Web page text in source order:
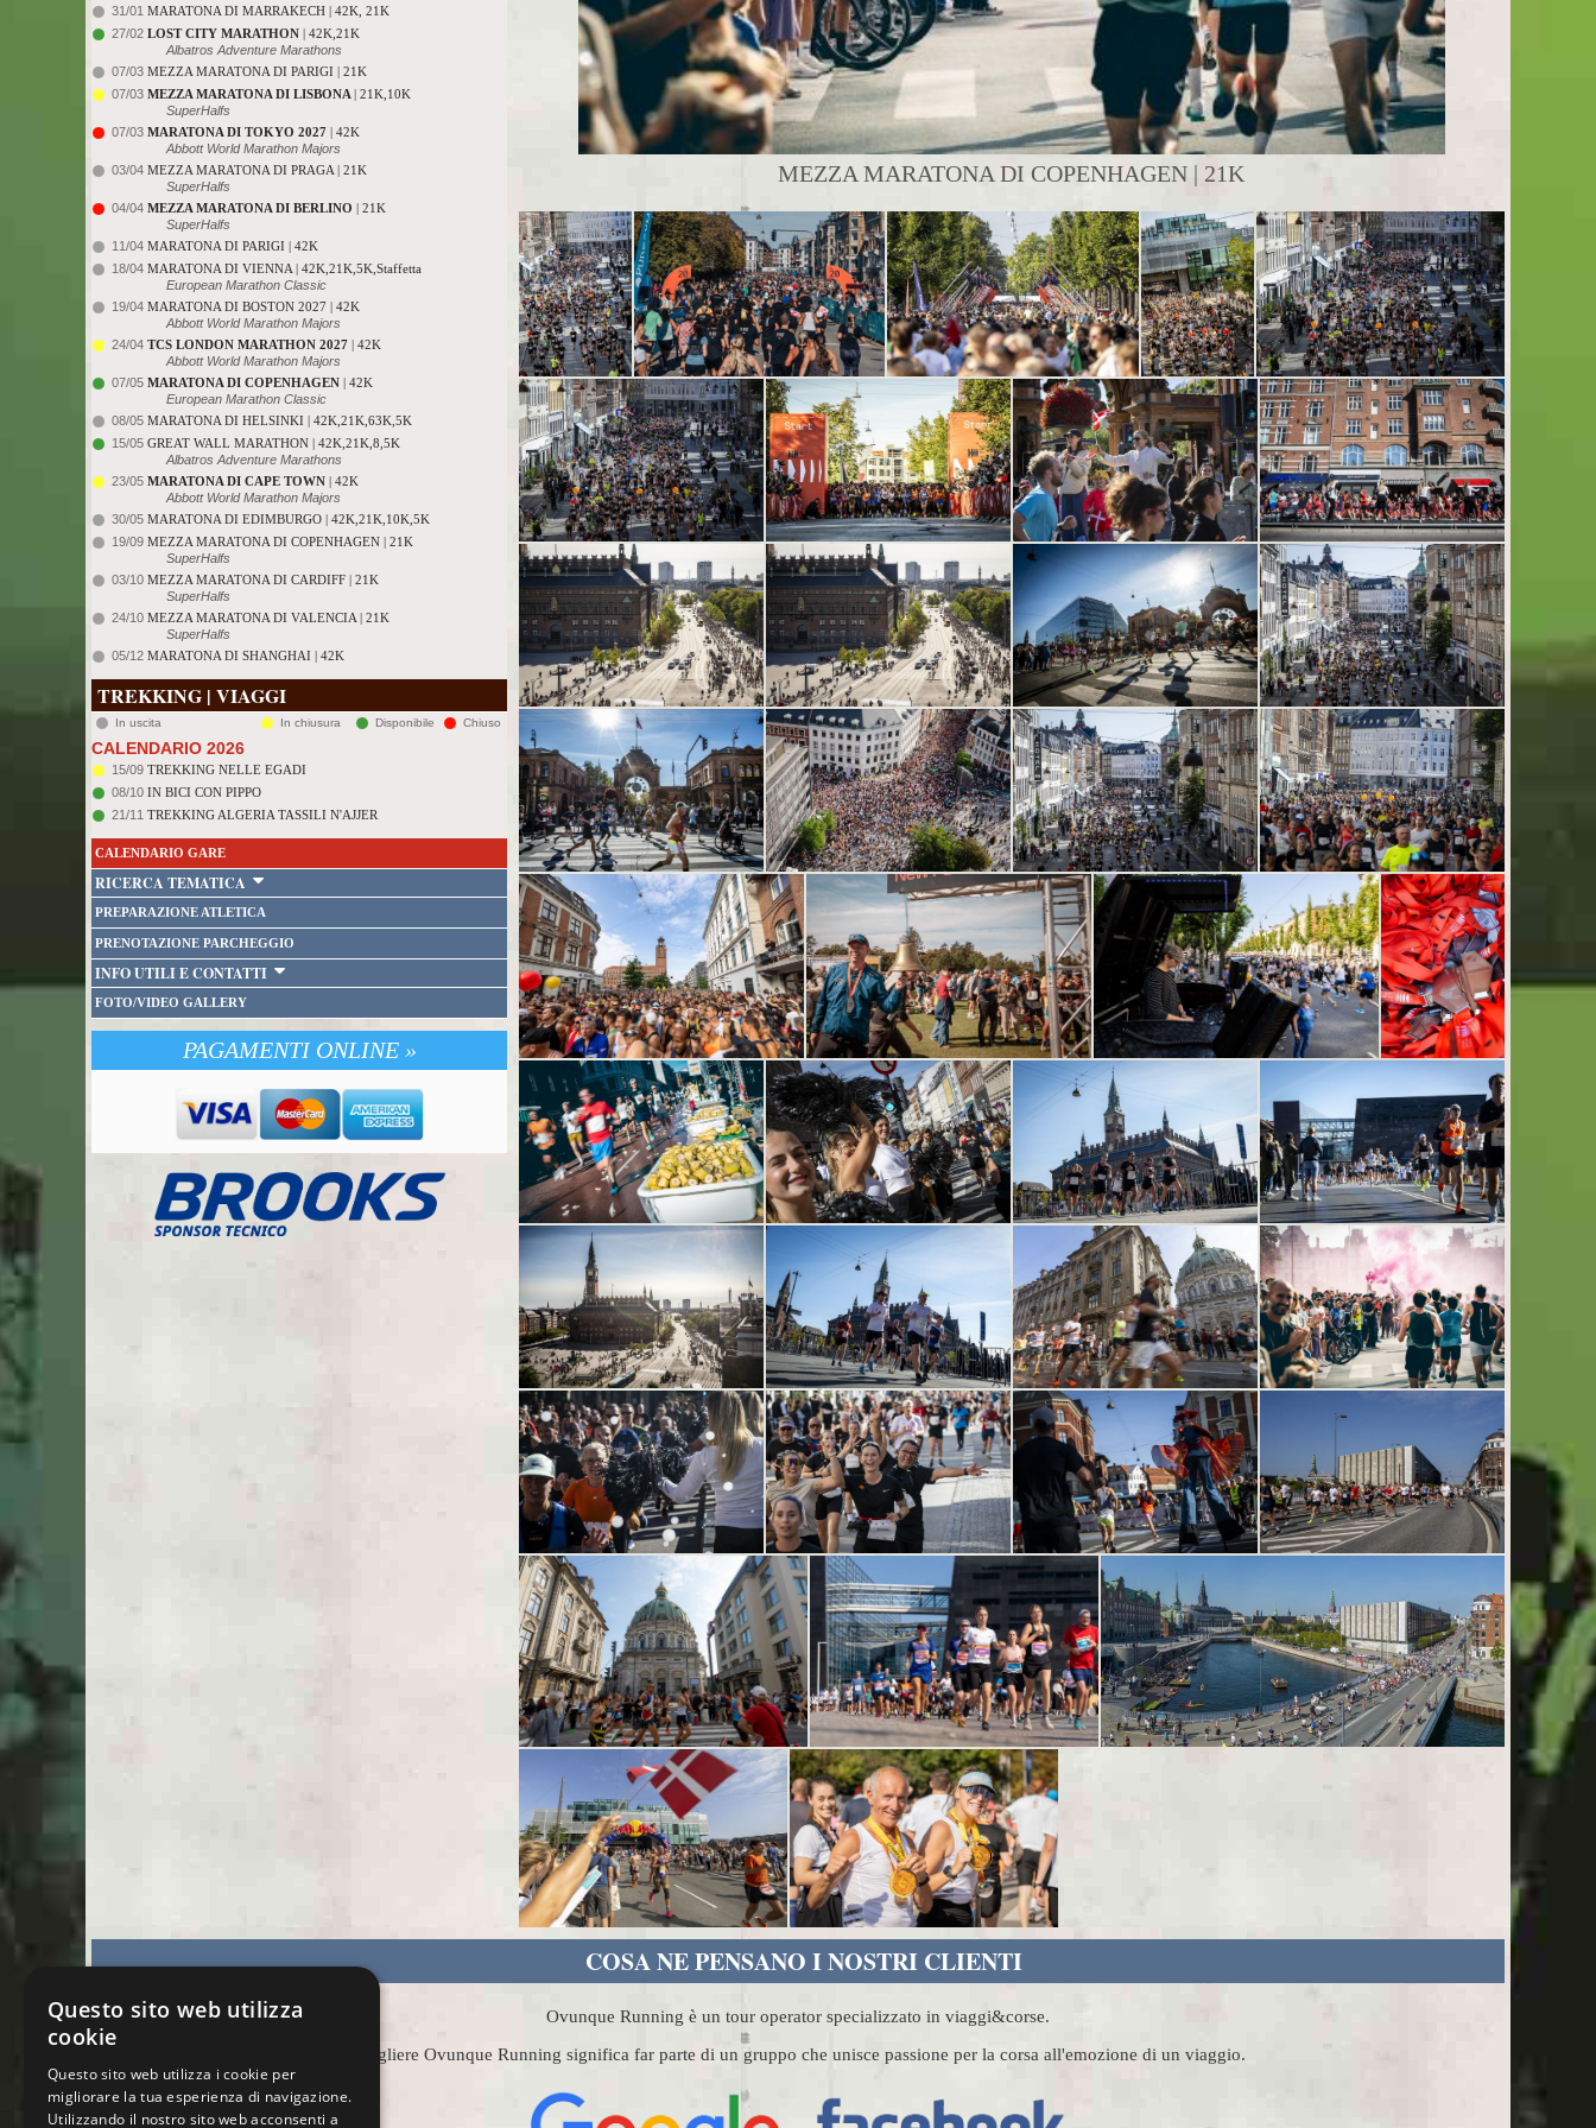
31/01 MARATONA DI MARRAKECH | 42K, 21K
27/02 LOST CITY MARATHON | 42K,21K
Albatros Adventure Marathons
07/03 MEZZA MARATONA DI PARIGI | 21K
07/03 MEZZA MARATONA DI LISBONA | 21K,10K
SuperHalfs
07/03 MARATONA DI TOKYO 2027 | 42K
Abbott World Marathon Majors
03/04 MEZZA MARATONA DI PRAGA | 21K
SuperHalfs
04/04 MEZZA MARATONA DI BERLINO | 21K
SuperHalfs
11/04 MARATONA DI PARIGI | 42K
18/04 MARATONA DI VIENNA | 42K,21K,5K,Staffetta
European Marathon Classic
19/04 MARATONA DI BOSTON 2027 | 42K
Abbott World Marathon Majors
24/04 TCS LONDON MARATHON 2027 | 42K
Abbott World Marathon Majors
07/05 MARATONA DI COPENHAGEN | 42K
European Marathon Classic
08/05 MARATONA DI HELSINKI | 42K,21K,63K,5K
15/05 GREAT WALL MARATHON | 42K,21K,8,5K
Albatros Adventure Marathons
23/05 MARATONA DI CAPE TOWN | 42K
Abbott World Marathon Majors
30/05 MARATONA DI EDIMBURGO | 42K,21K,10K,5K
19/09 MEZZA MARATONA DI COPENHAGEN | 21K
SuperHalfs
03/10 MEZZA MARATONA DI CARDIFF | 21K
SuperHalfs
24/10 MEZZA MARATONA DI VALENCIA | 21K
SuperHalfs
05/12 MARATONA DI SHANGHAI | 42K
TREKKING | VIAGGI
In uscita In chiusura Disponibile Chiuso
CALENDARIO 2026
15/09 TREKKING NELLE EGADI
08/10 IN BICI CON PIPPO
21/11 TREKKING ALGERIA TASSILI N'AJJER
CALENDARIO GARE
RICERCA TEMATICA
PREPARAZIONE ATLETICA
PRENOTAZIONE PARCHEGGIO
INFO UTILI E CONTATTI
FOTO/VIDEO GALLERY
PAGAMENTI ONLINE »
MEZZA MARATONA DI COPENHAGEN | 21K
COSA NE PENSANO I NOSTRI CLIENTI
Ovunque Running è un tour operator specializzato in viaggi&corse.
Scegliere Ovunque Running significa far parte di un gruppo che unisce passione per la corsa all'emozione di un viaggio.
Questo sito web utilizza
cookie
Questo sito web utilizza i cookie per
migliorare la tua esperienza di navigazione.
Utilizzando il nostro sito web acconsenti a